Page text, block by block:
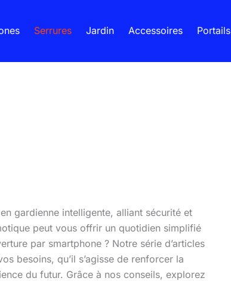
Serrures Jardin Accessoires Portails
gardienne intelligente, alliant sécurité et
peut vous offrir un quotidien simplifié
par smartphone ? Notre série d’articles
besoins, qu’il s’agisse de renforcer la
du futur. Grâce à nos conseils, explorez